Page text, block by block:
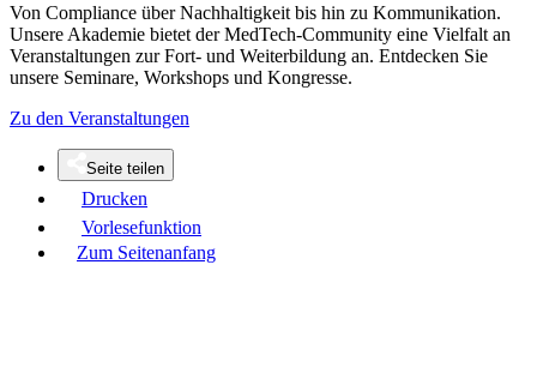
Von Compliance über Nachhaltigkeit bis hin zu Kommunikation.
Unsere Akademie bietet der MedTech-Community eine Vielfalt an
Veranstaltungen zur Fort- und Weiterbildung an. Entdecken Sie
unsere Seminare, Workshops und Kongresse.
Zu den Veranstaltungen
Seite teilen
Drucken
Vorlesefunktion
Zum Seitenanfang